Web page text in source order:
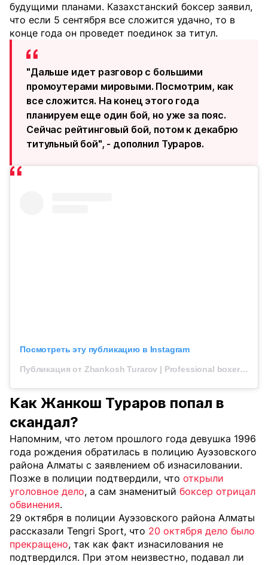
будущими планами. Казахстанский боксер заявил,
что если 5 сентября все сложится удачно, то в
конце года он проведет поединок за титул.
"Дальше идет разговор с большими
промоутерами мировыми. Посмотрим, как
все сложится. На конец этого года
планируем еще один бой, но уже за пояс.
Сейчас рейтинговый бой, потом к декабрю
титульный бой", - дополнил Тураров.
Посмотреть эту публикацию в Instagram
Публикация от Zhankosh Turarov | Professional boxer (@zhankoshturarov)
Как Жанкош Тураров попал в
скандал?
Напомним, что летом прошлого года девушка 1996
года рождения обратилась в полицию Ауэзовского
района Алматы с заявлением об изнасиловании.
Позже в полиции подтвердили, что открыли
уголовное дело, а сам знаменитый боксер отрицал
обвинения.
29 октября в полиции Ауэзовского района Алматы
рассказали Tengri Sport, что 20 октября дело было
прекращено, так как факт изнасилования не
подтвердился. При этом неизвестно, подавал ли